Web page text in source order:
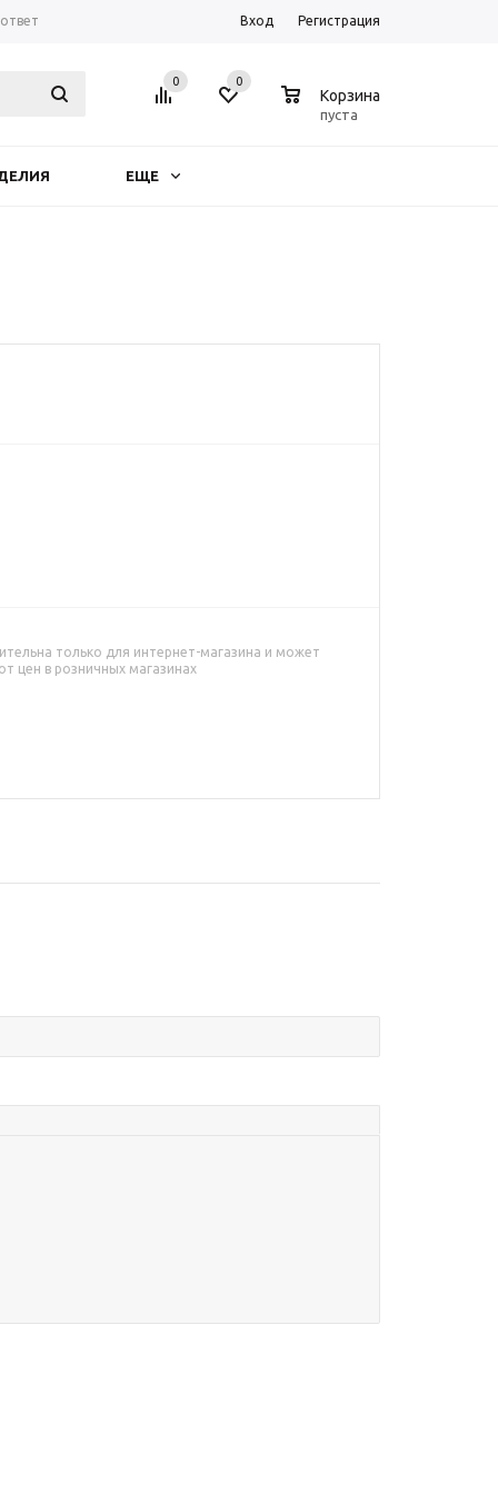
Вход Регистрация
0 0
Корзина
пуста
ЕЩЕ
только для интернет-магазина и может
цен в розничных магазинах